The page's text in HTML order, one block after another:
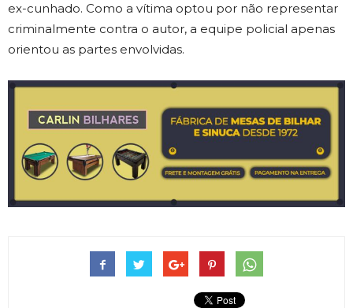
ex-cunhado. Como a vítima optou por não representar
criminalmente contra o autor, a equipe policial apenas
orientou as partes envolvidas.